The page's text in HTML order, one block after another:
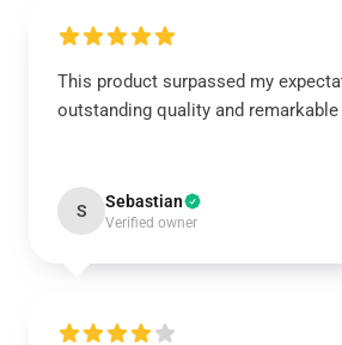
This product surpassed my
outstanding quality and
S Sebastian
Verified owner